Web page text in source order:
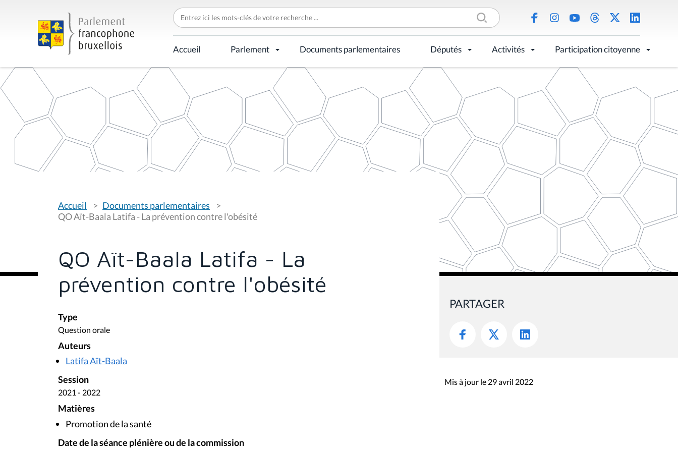
C
h
e
r
c
h
r
p
Accueil Parlement Documents parlementaires Députés Activités Participation citoyenne
o
u
s
s
:
Accueil
Documents parlementaires
QO Aït-Baala Latifa - La prévention contre l'obésité
QO Aït-Baala Latifa - La
prévention contre l'obésité
Type
Question orale
Auteurs
Latifa Aït-Baala
Session
2021 - 2022
Matières
Promotion de la santé
Date de la séance plénière ou de la commission
PARTAGER
Mis à jour le 29 avril 2022